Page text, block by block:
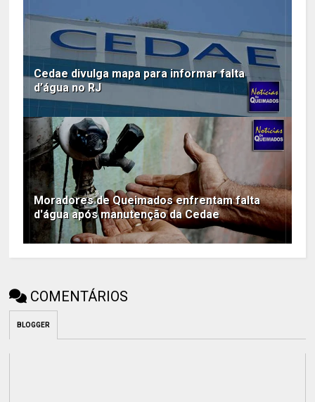
Cedae divulga mapa para informar falta
d’água no RJ
Moradores de Queimados enfrentam falta
d'água após manutenção da Cedae
COMENTÁRIOS
BLOGGER